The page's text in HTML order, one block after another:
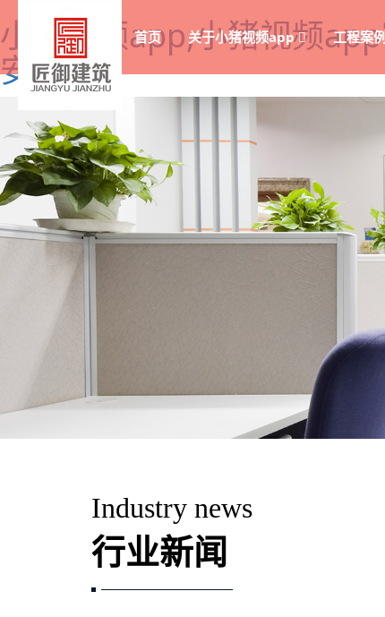
小猪视频app,小猪视频
安卓版
首页 关于小猪视频app 工程案例
Industry news
行业新闻